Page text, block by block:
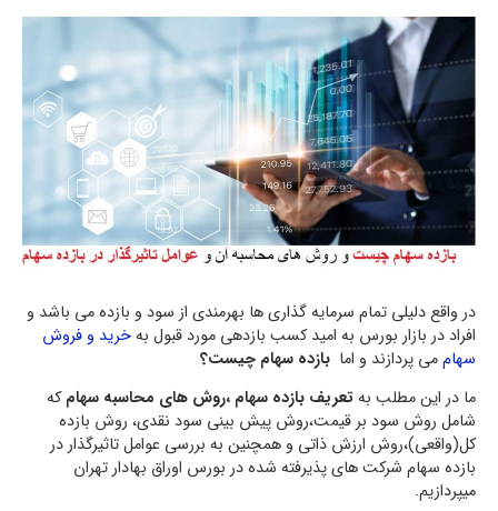
در واقع دلیلی تمام سرمایه گذاری ها بهرمندی از سود و بازده می باشد و
افراد در بازار بورس به امید کسب بازدهی مورد قبول بهخرید و فروش
سهاممی پردازند و اما بازده سهام چیست؟
ما در این مطلب به تعریف بازده سهام ،روش های محاسبه سهامکه
شامل روش سود بر قیمت،روش پیش بینی سود نقدی، روش بازده
کل(واقعی)،روش ارزش ذاتی و همچنین به بررسی عوامل تاثیرگذار در
بازده سهام شرکت‏ های پذیرفته‌ شده در بورس اوراق بهادار تهران
میپردازیم.